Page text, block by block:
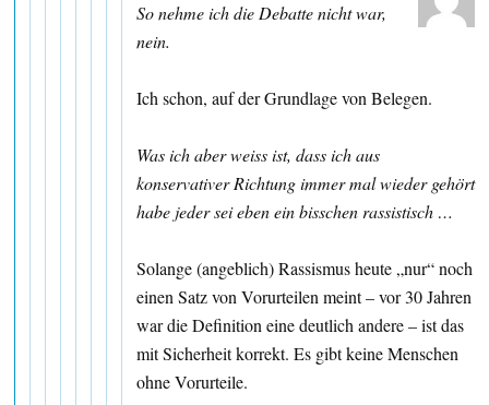
So nehme ich die Debatte nicht war,
nein.
Ich schon, auf der Grundlage von Belegen.
Was ich aber weiss ist, dass ich aus
konservativer Richtung immer mal wieder gehört
habe jeder sei eben ein bisschen rassistisch …
Solange (angeblich) Rassismus heute „nur“ noch
einen Satz von Vorurteilen meint – vor 30 Jahren
war die Definition eine deutlich andere – ist das
mit Sicherheit korrekt. Es gibt keine Menschen
ohne Vorurteile.